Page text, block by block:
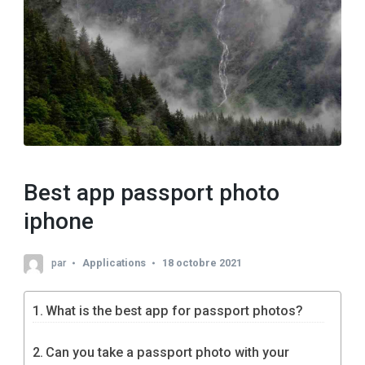
Best app passport photo
iphone
par Applications 18 octobre 2021
What is the best app for passport photos?
Can you take a passport photo with your